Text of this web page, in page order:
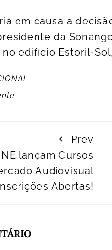
em causa a
da
edifício Estoril-
Prev
lançam Cursos
Audiovisual
Abertas!